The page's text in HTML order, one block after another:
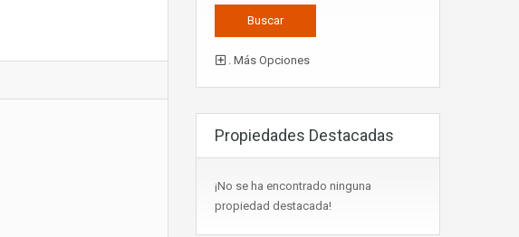
. Más Opciones
Propiedades Destacadas
¡No se ha encontrado ninguna
propiedad destacada!